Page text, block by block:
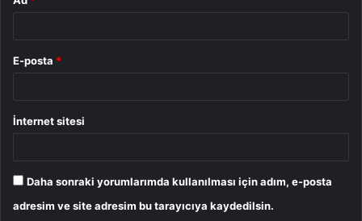
E-posta *
İnternet sitesi
Daha sonraki yorumlarımda kullanılması için adım, e-posta
adresim ve site adresim bu tarayıcıya kaydedilsin.